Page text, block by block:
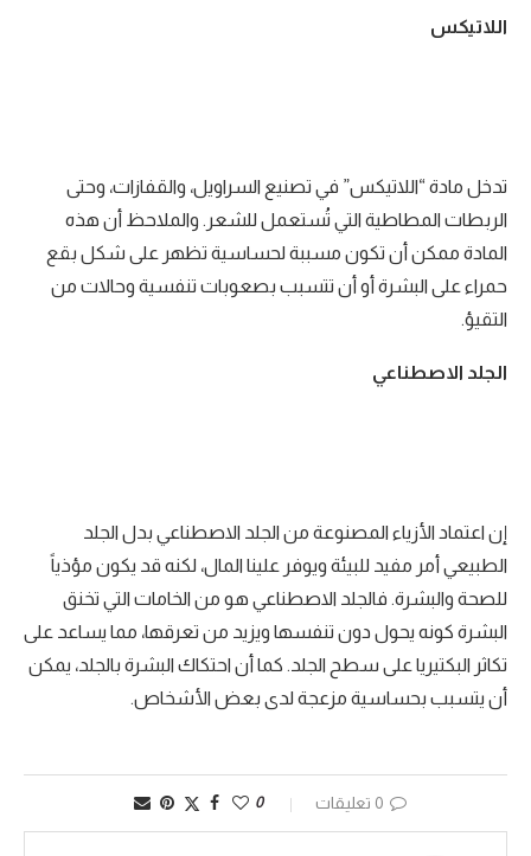
اللاتيكس
تدخل مادة “اللاتيكس” في تصنيع السراويل، والقفازات، وحتى
الربطات المطاطية التي تُستعمل للشعر. والملاحظ أن هذه
المادة ممكن أن تكون مسببة لحساسية تظهر على شكل بقع
حمراء على البشرة أو أن تتسبب بصعوبات تنفسية وحالات من
التقيؤ.
الجلد الاصطناعي
إن اعتماد الأزياء المصنوعة من الجلد الاصطناعي بدل الجلد
الطبيعي أمر مفيد للبيئة ويوفر علينا المال، لكنه قد يكون مؤذياً
للصحة والبشرة. فالجلد الاصطناعي هو من الخامات التي تخنق
البشرة كونه يحول دون تنفسها ويزيد من تعرقها، مما يساعد على
تكاثر البكتيريا على سطح الجلد. كما أن احتكاك البشرة بالجلد، يمكن
أن يتسبب بحساسية مزعجة لدى بعض الأشخاص.
0 تعليقات 0